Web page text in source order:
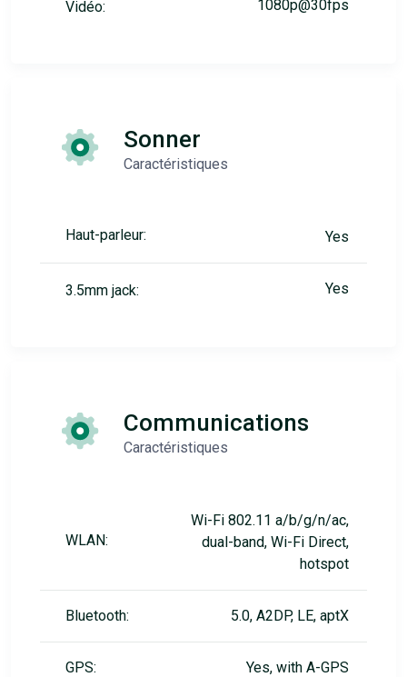
Vidéo: 1080p@30fps
Sonner
Caractéristiques
Haut-parleur: Yes
3.5mm jack: Yes
Communications
Caractéristiques
WLAN:
Wi-Fi 802.11 a/b/g/n/ac,
dual-band, Wi-Fi Direct,
hotspot
Bluetooth: 5.0, A2DP, LE, aptX
GPS: Yes, with A-GPS